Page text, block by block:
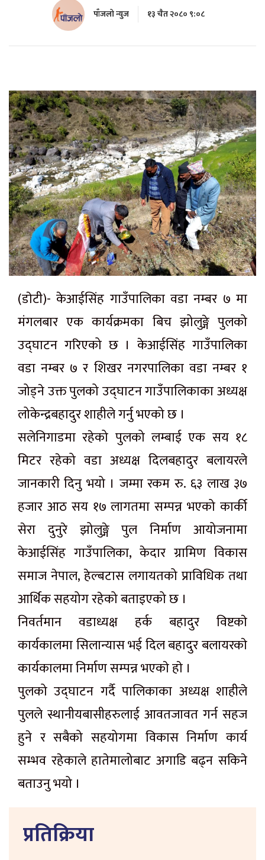
पाँजलो न्युज १३ चैत २०८० ९:०८
(डाेटी)- केआईसिंह गाउँपालिका वडा नम्बर ७ मा
मंगलबार एक कार्यक्रमका बिच झोलुङ्गे पुलको
उद्घाटन गरिएको छ । केआईसिंह गाउँपालिका
वडा नम्बर ७ र शिखर नगरपालिका वडा नम्बर १
जोड्ने उक्त पुलको उद्घाटन गाउँपालिकाका अध्यक्ष
लोकेन्द्रबहादुर शाहीले गर्नु भएको छ ।
सलेनिगाडमा रहेको पुलको लम्बाई एक सय १८
मिटर रहेको वडा अध्यक्ष दिलबहादुर बलायरले
जानकारी दिनु भयो । जम्मा रकम रु. ६३ लाख ३७
हजार आठ सय १७ लागतमा सम्पन्न भएको कार्की
सेरा दुनुरे झोलुङ्गे पुल निर्माण आयोजनामा
केआईसिंह गाउँपालिका, केदार ग्रामिण विकास
समाज नेपाल, हेल्बटास लगायतको प्राविधिक तथा
आर्थिक सहयोग रहेको बताइएको छ ।
निवर्तमान वडाध्यक्ष हर्क बहादुर विष्टकाे
कार्यकालमा सिलान्यास भई दिल बहादुर बलायरकाे
कार्यकालमा निर्माण सम्पन्न भएकाे हाे ।
पुलको उद्घाटन गर्दै पालिकाका अध्यक्ष शाहीले
पुलले स्थानीयबासीहरुलाई आवतजावत गर्न सहज
हुने र सबैको सहयोगमा विकास निर्माण कार्य
सम्भव रहेकाले हातेमालोबाट अगाडि बढ्न सकिने
बताउनु भयो ।
प्रतिक्रिया